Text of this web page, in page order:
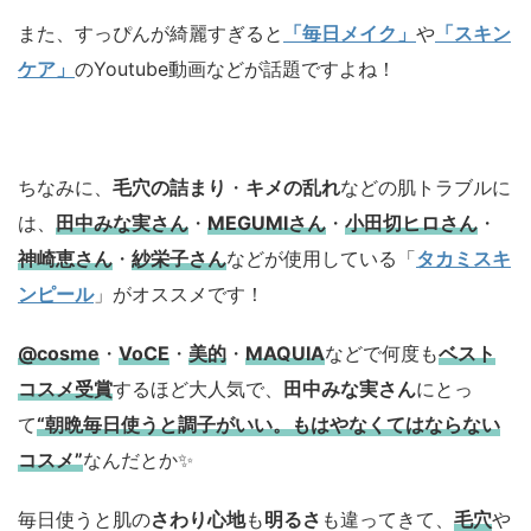
また、すっぴんが綺麗すぎると 「毎日メイク」 や 「スキン
ケア」 のYoutube動画などが話題ですよね！
ちなみに、 毛穴の詰まり ・ キメの乱れなどの肌トラブルに
は、 田中みな実さん ・ MEGUMIさん ・ 小田切ヒロさん ・
神崎恵さん ・ 紗栄子さんなどが使用している「タカミスキ
ンピール」がオススメです！
@cosme ・ VoCE ・ 美的 ・ MAQUIAなどで何度もベスト
コスメ受賞するほど大人気で、 田中みな実さんにとっ
て“朝晩毎日使うと調子がいい。もはやなくてはならない
コスメ”なんだとか✨
毎日使うと肌のさわり心地も明るさ も違ってきて、 毛穴や